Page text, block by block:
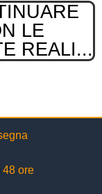
LE
REALI...
48 ore